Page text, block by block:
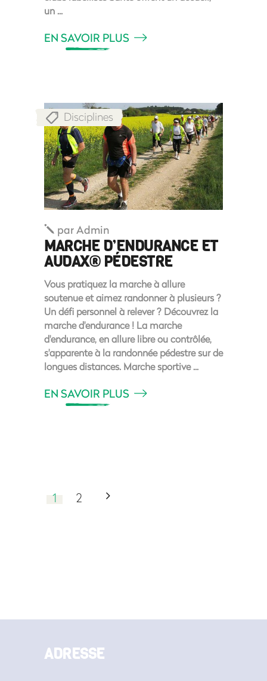
un
EN SAVOIR PLUS
Disciplines
parAdmin
MARCHE D’ENDURANCE ET
AUDAX® PÉDESTRE
Vous pratiquez la marche à allure
soutenue et aimez randonner à plusieurs ?
Un défi personnel à relever ? Découvrez la
marche d'endurance ! La marche
d'endurance, en allure libre ou contrôlée,
s'apparente à la randonnée pédestre sur de
longues distances. Marche sportive
EN SAVOIR PLUS
1 2
ADRESSE